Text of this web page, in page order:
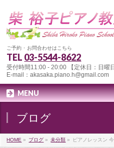
ご予約 ･ お問合わせはこちら
TEL 03-5544-8622
受付時間11:00 - 20:00 【定休日：日曜日
E-mail：akasaka.piano.h@gmail.com
MENU
ブログ
HOME » ブログ » 未分類 » ピアノレッスン